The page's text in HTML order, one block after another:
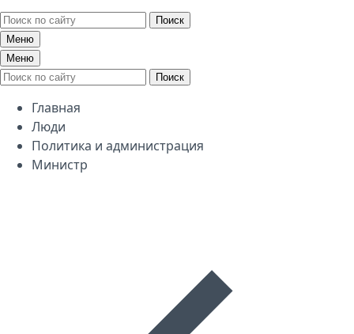
Поиск
Меню
Меню
Поиск
Главная
Люди
Политика и администрация
Министр